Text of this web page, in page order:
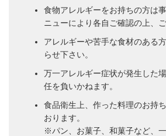
食物アレルギーをお持ちの方は
ニューにより各自ご確認の上、
アレルギーや苦手な食材のある
らせ下さい。
万一アレルギー症状が発生した
任を負いかねます。
食品衛生上、作った料理のお持
おります。
※パン、お菓子、和菓子など、